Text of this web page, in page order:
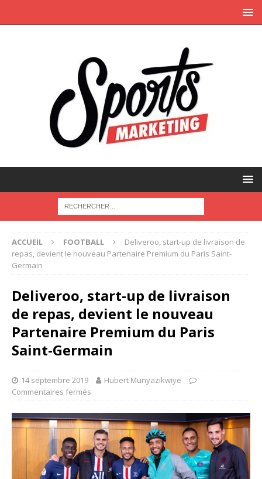
ACCUEIL FOOTBALL
Deliveroo, start-up de livraison de
repas, devient le nouveau Partenaire Premium du Paris Saint-
Germain
Deliveroo, start-up de livraison
de repas, devient le nouveau
Partenaire Premium du Paris
Saint-Germain
14 septembre 2019
Hubert Munyazikwiye
Commentaires fermés